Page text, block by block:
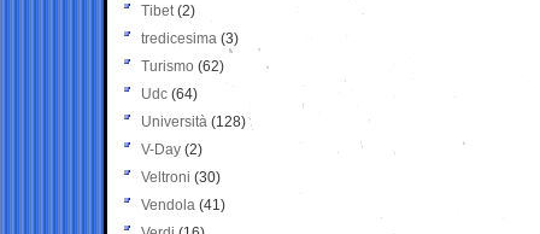
Tibet(2)
tredicesima (3)
Turismo (62)
Udc (64)
Università (128)
V-Day (2)
Veltroni (30)
Vendola (41)